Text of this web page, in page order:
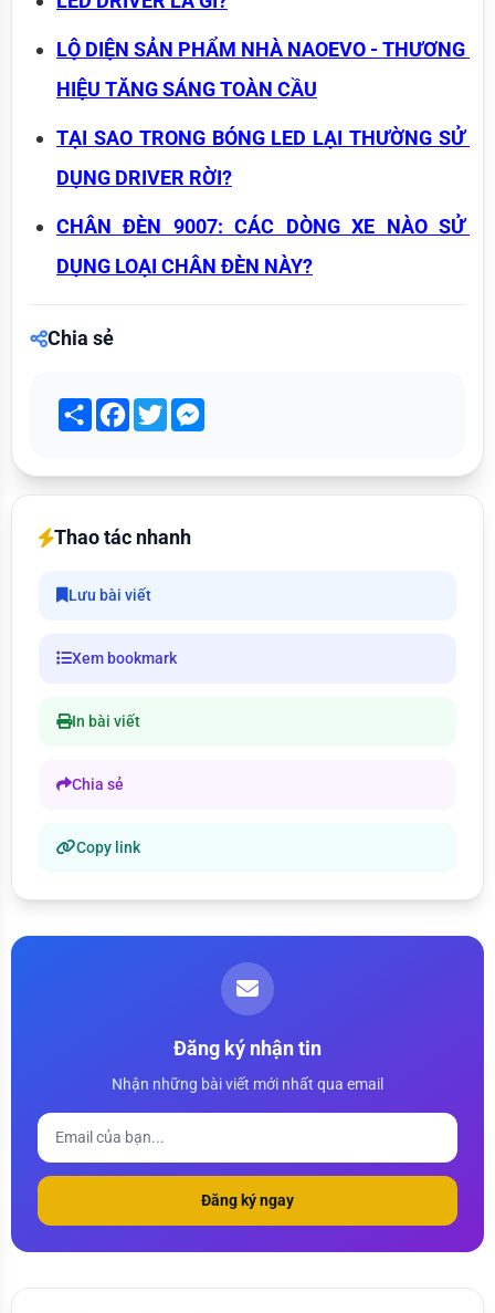
LỘ DIỆN SẢN PHẨM NHÀ NAOEVO - THƯƠNG
HIỆU TĂNG SÁNG TOÀN CẦU
TẠI SAO TRONG BÓNG LED LẠI THƯỜNG SỬ
DỤNG DRIVER RỜI?
CHÂN ĐÈN 9007: CÁC DÒNG XE NÀO SỬ
DỤNG LOẠI CHÂN ĐÈN NÀY?
Chia sẻ
Share Facebook
Twitter
Thao tác nhanh
Lưu bài viết
Xem bookmark
In bài viết
Chia sẻ
Copy link
Đăng ký nhận tin
Nhận những bài viết mới nhất qua email
Đăng ký ngay